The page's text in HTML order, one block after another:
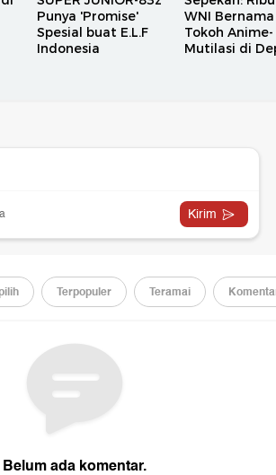
Punya 'Promise'
Spesial buat E.L.F
Indonesia
WNI Bernama
Tokoh Anime-
Mutilasi di